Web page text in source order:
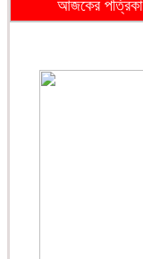
আজকের পত্রিকা